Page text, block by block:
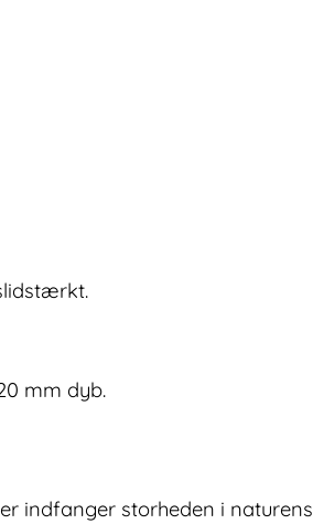
mm dyb.
indfanger storheden i